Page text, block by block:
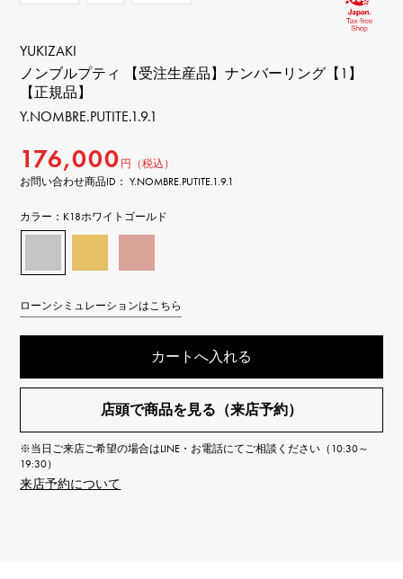
YUKIZAKI
ノンブルプティ 【受注生産品】ナンバーリング【1】
【正規品】
Y.NOMBRE.PUTITE.1.9.1
176,000 円（税込）
お問い合わせ商品ID： Y.NOMBRE.PUTITE.1.9.1
カラー： K18ホワイトゴールド
ローンシミュレーションはこちら
カートへ入れる
店頭で商品を見る（来店予約）
※当日ご来店ご希望の場合はLINE・お電話にてご相談ください（10:30～
19:30）
来店予約について